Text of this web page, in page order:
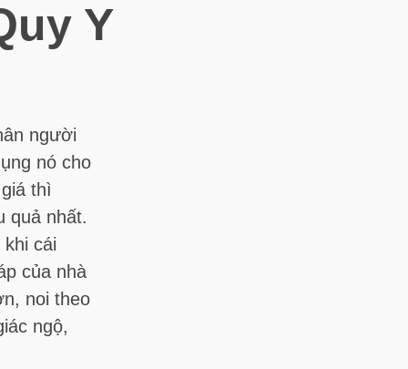
Y
người
nó cho
thì
quả nhất.
cái
của nhà
noi theo
ngộ,